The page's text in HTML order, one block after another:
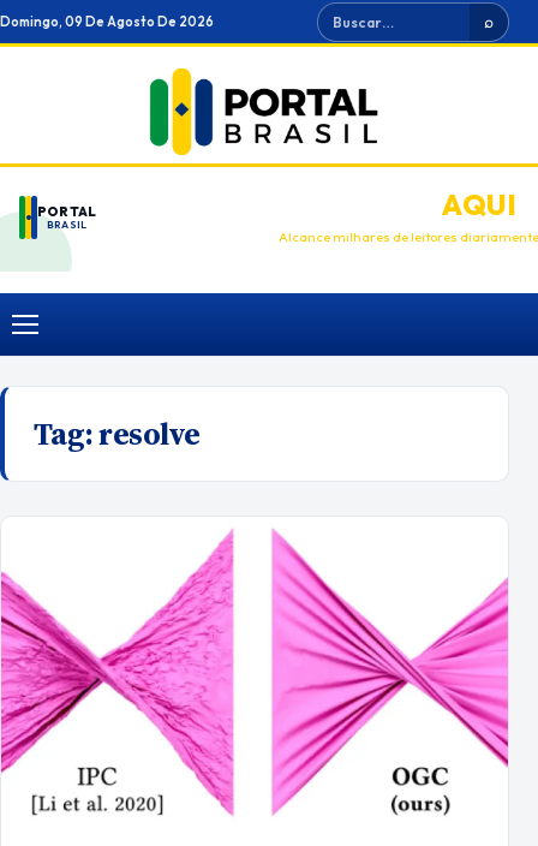
Ir
para
Domingo, 09 De Agosto De 2026 Buscar ⌕
PORTAL
BRASIL
ANUNCIEAQUI
Alcance milhares de leitores diariamente
Menu
Tag:resolve